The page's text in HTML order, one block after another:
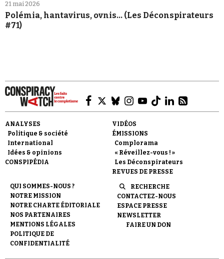
21 mai 2026
Polémia, hantavirus, ovnis... (Les Déconspirateurs
#71)
ANALYSES
Politique & société
International
Idées & opinions
CONSPIPÉDIA
VIDÉOS
ÉMISSIONS
Complorama
« Réveillez-vous ! »
Les Déconspirateurs
REVUES DE PRESSE
QUI SOMMES-NOUS ?
NOTRE MISSION
NOTRE CHARTE ÉDITORIALE
NOS PARTENAIRES
MENTIONS LÉGALES
POLITIQUE DE
CONFIDENTIALITÉ
RECHERCHE
CONTACTEZ-NOUS
ESPACE PRESSE
NEWSLETTER
FAIRE UN DON